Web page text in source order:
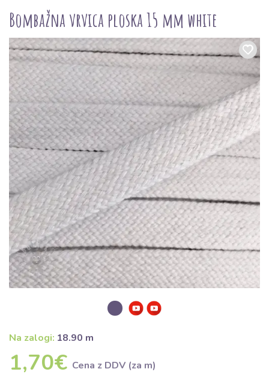
Bombažna vrvica ploska 15 mm white
Na zalogi: 18.90 m
1,70€ Cena z DDV (za m)